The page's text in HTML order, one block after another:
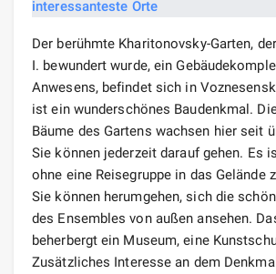
Der berühmte Kharitonovsky-Garten,
I. bewundert wurde, ein
Anwesens, befindet sich in
ist ein wunderschönes Baudenkmal.
Bäume des Gartens wachsen hier seit
Sie können jederzeit darauf gehen. Es
ohne eine Reisegruppe in das Gelände
Sie können herumgehen, sich die
des Ensembles von außen ansehen.
beherbergt ein Museum, eine
Zusätzliches Interesse an dem